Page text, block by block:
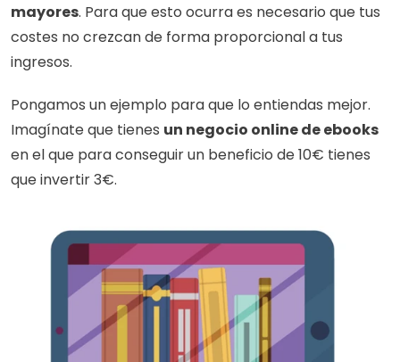
mayores. Para que esto ocurra es necesario que tus
costes no crezcan de forma proporcional a tus
ingresos.
Pongamos un ejemplo para que lo entiendas mejor.
Imagínate que tienes un negocio online de ebooks
en el que para conseguir un beneficio de 10€ tienes
que invertir 3€.